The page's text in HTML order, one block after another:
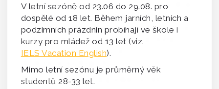
V letní sezóně od 23.06 do 29.08. pro
dospělé od 18 let. Během jarních, letních a
podzimních prázdnin probíhají ve škole i
kurzy pro mládež od 13 let (viz.
IELS Vacation English).
Mimo letní sezónu je průměrný věk
studentů 28-33 let.